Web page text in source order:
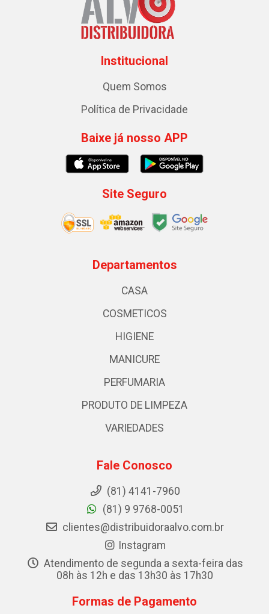
Institucional
Quem Somos
Política de Privacidade
Baixe já nosso APP
Site Seguro
Departamentos
CASA
COSMETICOS
HIGIENE
MANICURE
PERFUMARIA
PRODUTO DE LIMPEZA
VARIEDADES
Fale Conosco
(81) 4141-7960
(81) 9 9768-0051
clientes@distribuidoraalvo.com.br
Instagram
Atendimento de segunda a sexta-feira das
08h às 12h e das 13h30 às 17h30
Formas de Pagamento